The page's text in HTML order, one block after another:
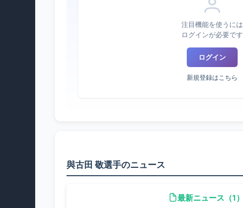
注目機能を使うには
ログインが必要です
ログイン
新規登録はこちら
與古田 敬選手のニュース
最新ニュース（1）